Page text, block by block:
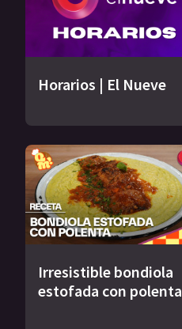
Horarios | El Nueve
Irresistible bondiola
estofada con polenta